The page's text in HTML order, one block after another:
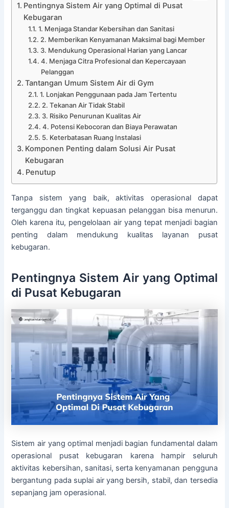
Pentingnya Sistem Air yang Optimal di Pusat
Kebugaran
1. Menjaga Standar Kebersihan dan Sanitasi
2. Memberikan Kenyamanan Maksimal bagi Member
3. Mendukung Operasional Harian yang Lancar
4. Menjaga Citra Profesional dan Kepercayaan
Pelanggan
Tantangan Umum Sistem Air di Gym
1. Lonjakan Penggunaan pada Jam Tertentu
2. Tekanan Air Tidak Stabil
3. Risiko Penurunan Kualitas Air
4. Potensi Kebocoran dan Biaya Perawatan
5. Keterbatasan Ruang Instalasi
Komponen Penting dalam Solusi Air Pusat
Kebugaran
Penutup
Tanpa sistem yang baik, aktivitas operasional dapat
terganggu dan tingkat kepuasan pelanggan bisa menurun.
Oleh karena itu, pengelolaan air yang tepat menjadi bagian
penting dalam mendukung kualitas layanan pusat
kebugaran.
Pentingnya Sistem Air yang Optimal
di Pusat Kebugaran
Sistem air yang optimal menjadi bagian fundamental dalam
operasional pusat kebugaran karena hampir seluruh
aktivitas kebersihan, sanitasi, serta kenyamanan pengguna
bergantung pada suplai air yang bersih, stabil, dan tersedia
sepanjang jam operasional.